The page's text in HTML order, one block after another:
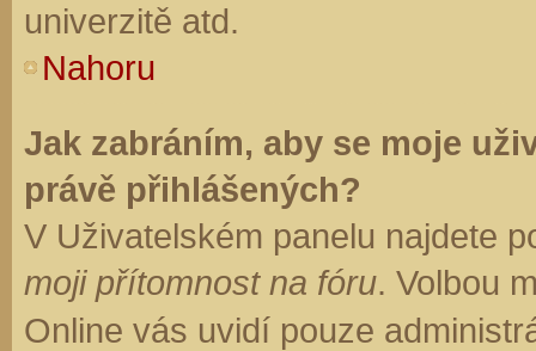
univerzitě atd.
Nahoru
Jak zabráním, aby se moje
právě přihlášených?
V Uživatelském panelu najdete
moji přítomnost na fóru. Volbou
Online vás uvidí pouze